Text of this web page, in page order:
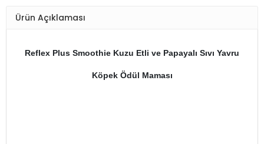
Ürün Açıklaması
Reflex Plus Smoothie Kuzu Etli ve Papayalı Sıvı Yavru
Köpek Ödül Maması